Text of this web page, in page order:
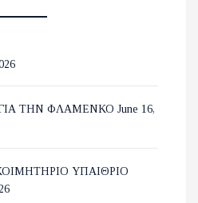
ΤΗΝ ΦΛΑΜΕΝΚΟ June 16,
ΥΠΑΙΘΡΙΟ